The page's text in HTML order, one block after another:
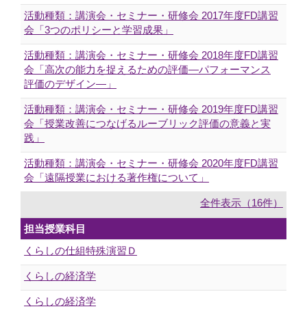
活動種類：講演会・セミナー・研修会 2017年度FD講習
会「3つのポリシーと学習成果」
活動種類：講演会・セミナー・研修会 2018年度FD講習
会「高次の能力を捉えるための評価―パフォーマンス
評価のデザイン―」
活動種類：講演会・セミナー・研修会 2019年度FD講習
会「授業改善につなげるルーブリック評価の意義と実
践」
活動種類：講演会・セミナー・研修会 2020年度FD講習
会「遠隔授業における著作権について」
全件表示（16件）
担当授業科目
くらしの仕組特殊演習Ｄ
くらしの経済学
くらしの経済学